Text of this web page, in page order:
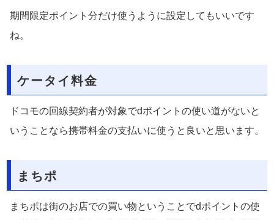
期間限定ポイント分だけ使うように設定してもいいです
ね。
ケータイ料金
ドコモの回線契約者が対象でdポイントの使い道がないと
いうことなら携帯料金の支払いに使うと良いと思います。
まちポ
まちポは街のお店での買い物ということでdポイントの使